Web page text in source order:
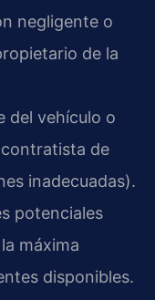
negligente o
de la
del vehículo o
de
inadecuadas).
potenciales
máxima
disponibles.